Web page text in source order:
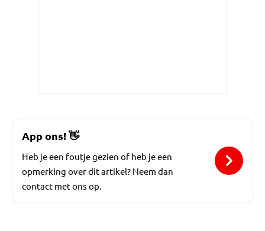
App ons! 👋
Heb je een foutje gezien of heb je een
opmerking over dit artikel? Neem dan
contact met ons op.